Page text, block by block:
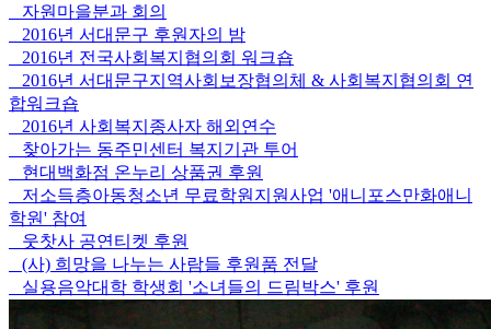
자원마을분과 회의
2016년 서대문구 후원자의 밤
2016년 전국사회복지협의회 워크숍
2016년 서대문구지역사회보장협의체 & 사회복지협의회 연
합워크숍
2016년 사회복지종사자 해외연수
찾아가는 동주민센터 복지기관 투어
현대백화점 온누리 상품권 후원
저소득층아동청소년 무료학원지원사업 '애니포스만화애니
학원' 참여
웃찻사 공연티켓 후원
(사) 희망을 나누는 사람들 후원품 전달
실용음악대학 학생회 '소녀들의 드림박스' 후원